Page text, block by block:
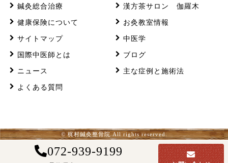
072-939-9199
鍼灸総合治療 漢方茶サロン 伽羅木
健康保険について お灸教室情報
サイトマップ 中医学
国際中医師とは ブログ
ニュース 主な症例と施術法
よくある質問
© 梶村鍼灸整骨院 All rights reserved.